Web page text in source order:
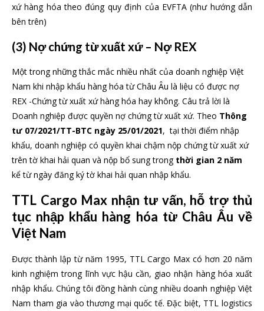
xứ hàng hóa theo đúng quy định của EVFTA (như hướng dẫn
bên trên)
(3) Nợ chứng từ xuất xứ – Nợ REX
Một trong những thắc mắc nhiều nhất của doanh nghiệp Việt
Nam khi nhập khẩu hàng hóa từ Châu Âu là liệu có được nợ
REX -Chứng từ xuất xứ hàng hóa hay không. Câu trả lời là
Doanh nghiệp được quyền nợ chứng từ xuất xứ. Theo Thông
tư 07/2021/TT-BTC ngày 25/01/2021, tại thời điểm nhập
khẩu, doanh nghiệp có quyền khai chậm nộp chứng từ xuất xứ
trên tờ khai hải quan và nộp bổ sung trong thời gian 2 năm
kể từ ngày đăng ký tờ khai hải quan nhập khẩu.
TTL Cargo Max nhận tư vấn, hỗ trợ thủ
tục nhập khẩu hàng hóa từ Châu Âu về
Việt Nam
Được thành lập từ năm 1995, TTL Cargo Max có hơn 20 năm
kinh nghiệm trong lĩnh vực hậu cần, giao nhận hàng hóa xuất
nhập khẩu. Chúng tôi đồng hành cùng nhiều doanh nghiệp Việt
Nam tham gia vào thương mại quốc tế. Đặc biệt, TTL logistics